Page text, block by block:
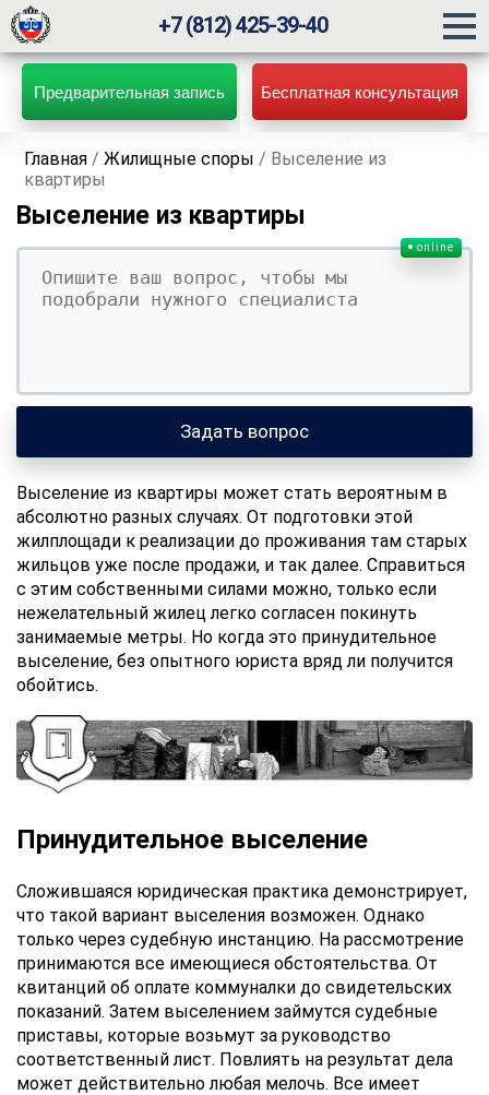
Предварительная запись Бесплатная консультация
+7 (812) 425-39-40
Главная /Жилищные споры / Выселение из
квартиры
Выселение из квартиры
Ваш вопрос
Ваше имя
Ваши контакты
online
Задать вопрос
Выселение из квартиры может стать вероятным в
абсолютно разных случаях. От подготовки этой
жилплощади к реализации до проживания там старых
жильцов уже после продажи, и так далее. Справиться
с этим собственными силами можно, только если
нежелательный жилец легко согласен покинуть
занимаемые метры. Но когда это принудительное
выселение, без опытного юриста вряд ли получится
обойтись.
Принудительное выселение
Сложившаяся юридическая практика демонстрирует,
что такой вариант выселения возможен. Однако
только через судебную инстанцию. На рассмотрение
принимаются все имеющиеся обстоятельства. От
квитанций об оплате коммуналки до свидетельских
показаний. Затем выселением займутся судебные
приставы, которые возьмут за руководство
соответственный лист. Повлиять на результат дела
может действительно любая мелочь. Все имеет